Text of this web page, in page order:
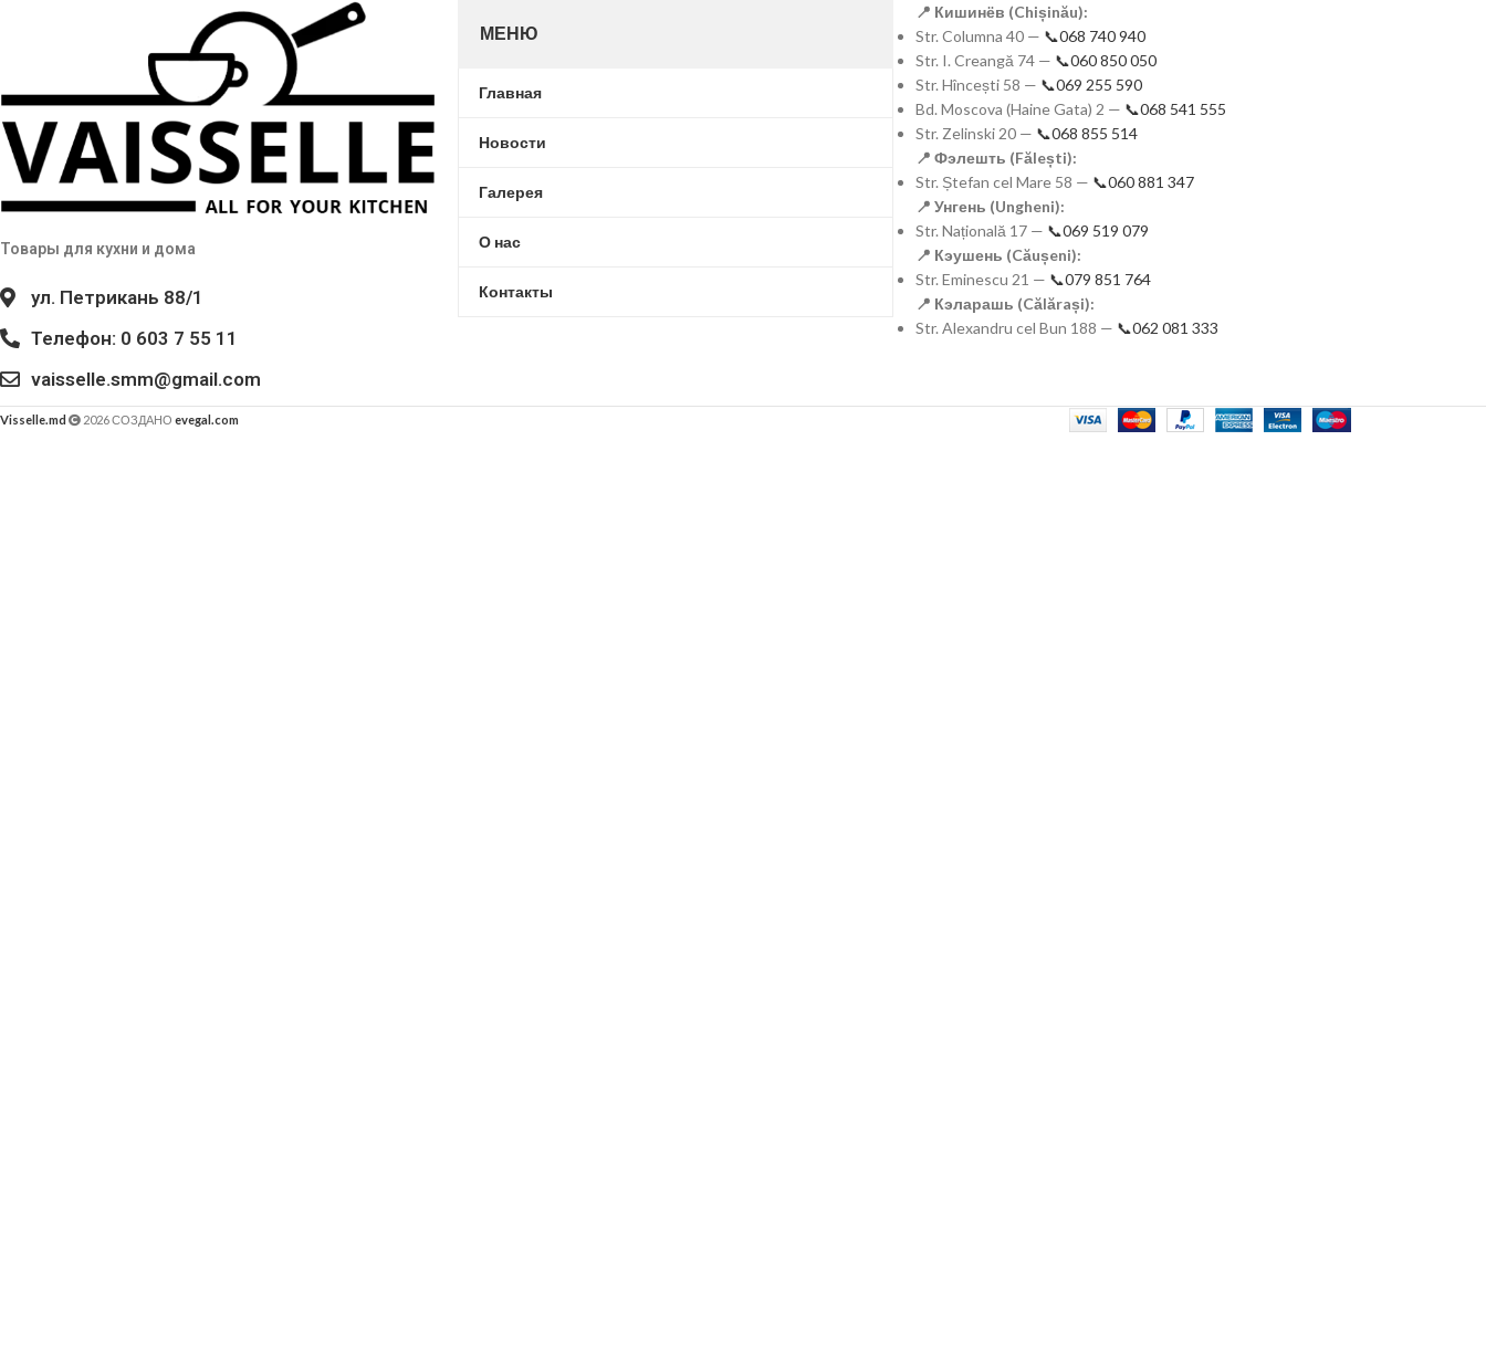
Товары для кухни и дома
ул. Петрикань 88/1
Телефон: 0 603 7 55 11
vaisselle.smm@gmail.com
МЕНЮ
Главная
Новости
Галерея
О нас
Контакты
📍 Кишинёв (Chișinău):
Str. Columna 40 — 📞068 740 940
Str. I. Creangă 74 — 📞060 850 050
Str. Hîncești 58 — 📞069 255 590
Bd. Moscova (Haine Gata) 2 — 📞068 541 555
Str. Zelinski 20 — 📞068 855 514
📍 Фэлешть (Fălești):
Str. Ștefan cel Mare 58 — 📞060 881 347
📍 Унгень (Ungheni):
Str. Națională 17 — 📞069 519 079
📍 Кэушень (Căușeni):
Str. Eminescu 21 — 📞079 851 764
📍 Кэларашь (Călărași):
Str. Alexandru cel Bun 188 — 📞062 081 333
Visselle.md 2026 СОЗДАНО evegal.com